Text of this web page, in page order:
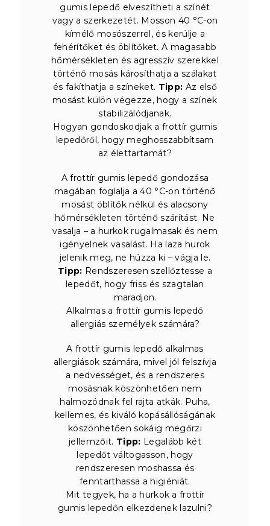
gumis lepedő elveszítheti a színét
vagy a szerkezetét. Mosson 40 °C-on
kímélő mosószerrel, és kerülje a
fehérítőket és öblítőket. A magasabb
hőmérsékleten és agresszív szerekkel
történő mosás károsíthatja a szálakat
és fakíthatja a színeket. Tipp: Az első
mosást külön végezze, hogy a színek
stabilizálódjanak.
Hogyan gondoskodjak a frottír gumis
lepedőről, hogy meghosszabbítsam
az élettartamát?
A frottír gumis lepedő gondozása
magában foglalja a 40 °C-on történő
mosást öblítők nélkül és alacsony
hőmérsékleten történő szárítást. Ne
vasalja – a hurkok rugalmasak és nem
igényelnek vasalást. Ha laza hurok
jelenik meg, ne húzza ki – vágja le.
Tipp: Rendszeresen szellőztesse a
lepedőt, hogy friss és szagtalan
maradjon.
Alkalmas a frottír gumis lepedő
allergiás személyek számára?
A frottír gumis lepedő alkalmas
allergiások számára, mivel jól felszívja
a nedvességet, és a rendszeres
mosásnak köszönhetően nem
halmozódnak fel rajta atkák. Puha,
kellemes, és kiváló kopásállóságának
köszönhetően sokáig megőrzi
jellemzőit. Tipp: Legalább két
lepedőt váltogasson, hogy
rendszeresen moshassa és
fenntarthassa a higiéniát.
Mit tegyek, ha a hurkok a frottír
gumis lepedőn elkezdenek lazulni?